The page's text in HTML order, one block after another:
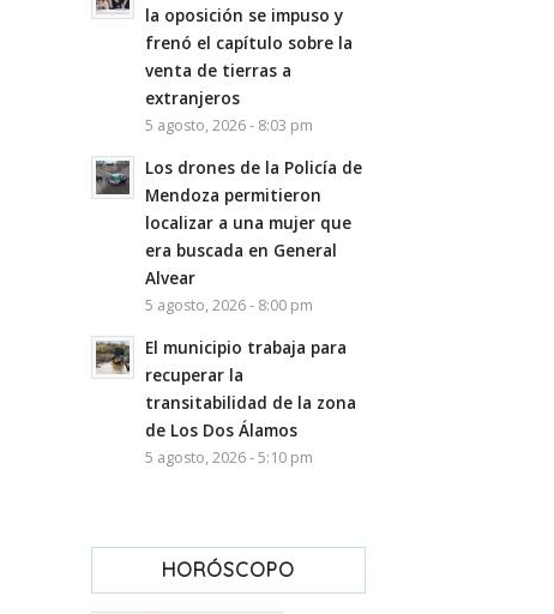
la oposición se impuso y
frenó el capítulo sobre la
venta de tierras a
extranjeros
5 agosto, 2026 - 8:03 pm
Los drones de la Policía de
Mendoza permitieron
localizar a una mujer que
era buscada en General
Alvear
5 agosto, 2026 - 8:00 pm
El municipio trabaja para
recuperar la
transitabilidad de la zona
de Los Dos Álamos
5 agosto, 2026 - 5:10 pm
HORÓSCOPO